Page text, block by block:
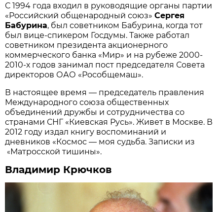
С 1994 года входил в руководящие органы партии
«Российский общенародный союз»Сергея
Бабурина, был советником Бабурина, когда тот
был вице-спикером Госдумы. Также работал
советником президента акционерного
коммерческого банка «Мир» и на рубеже 2000-
2010-х годов занимал пост председателя Совета
директоров ОАО «Рособщемаш».
В настоящее время — председатель правления
Международного союза общественных
объединений дружбы и сотрудничества со
странами СНГ «Киевская Русь». Живет в Москве. В
2012 году издал книгу воспоминаний и
дневников «Космос — моя судьба. Записки из
«Матросской тишины».
Владимир Крючков